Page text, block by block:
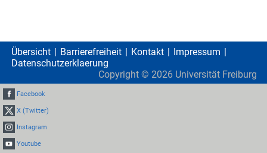
Übersicht Barrierefreiheit Kontakt
Impressum
Datenschutzerklaerung
Copyright © 2026 Universität Freiburg
Facebook
X (Twitter)
Instagram
Youtube